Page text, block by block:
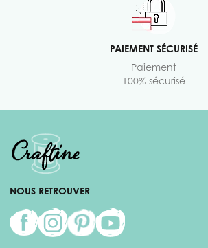
PAIEMENT SÉCURISÉ
Paiement
100% sécurisé
NOUS RETROUVER